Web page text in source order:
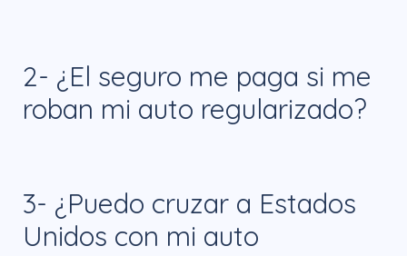
requieren obligatoriamente que el
vehículo esté de forma legal en el país.
que te autoricen emitir la póliza.
2- ¿El seguro me paga si me
roban mi auto regularizado?
Cobertura Limitada o Amplia. Sin
embargo, debes tener en cuenta que la
3- ¿Puedo cruzar a Estados
Unidos con mi auto